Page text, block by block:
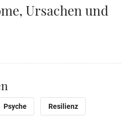
Ursachen und
Psyche Resilienz